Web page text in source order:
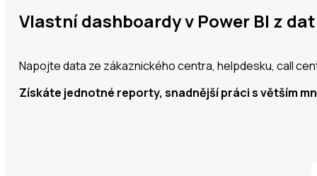
Vlastní dashboardy v Power BI z
Napojte data ze zákaznického centra, helpdesku, call
Získáte jednotné reporty, snadnější práci s větším